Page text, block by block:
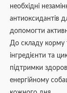
необхідні
антиоксидантів
допомогти
До складу корму
інгредієнти та
підтримки
енергійному